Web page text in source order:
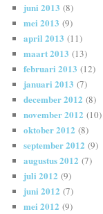
juni 2013 (8)
mei 2013 (9)
april 2013 (11)
maart 2013 (13)
februari 2013 (12)
januari 2013 (7)
december 2012 (8)
november 2012 (10)
oktober 2012 (8)
september 2012 (9)
augustus 2012 (7)
juli 2012 (9)
juni 2012 (7)
mei 2012 (9)